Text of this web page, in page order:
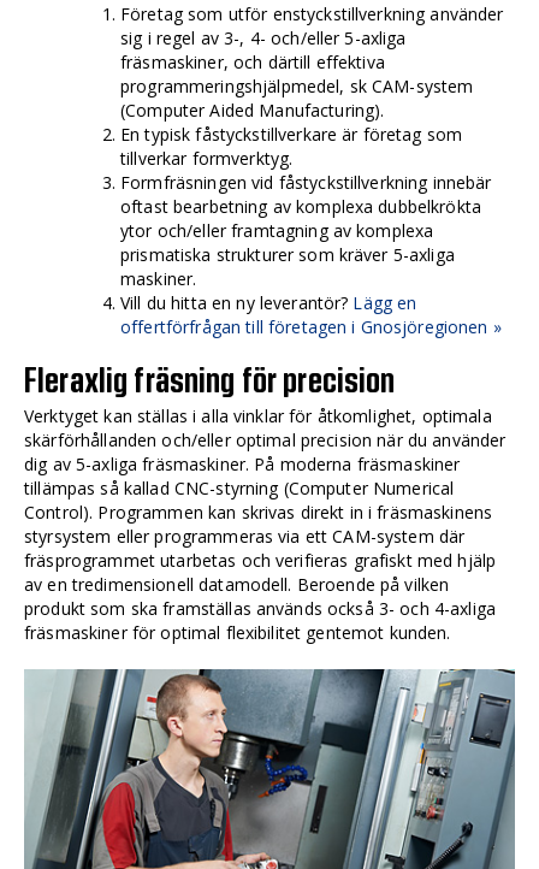
Företag som utför enstyckstillverkning använder
sig i regel av 3-, 4- och/eller 5-axliga
fräsmaskiner, och därtill effektiva
programmeringshjälpmedel, sk CAM-system
(Computer Aided Manufacturing).
En typisk fåstyckstillverkare är företag som
tillverkar formverktyg.
Formfräsningen vid fåstyckstillverkning innebär
oftast bearbetning av komplexa dubbelkrökta
ytor och/eller framtagning av komplexa
prismatiska strukturer som kräver 5-axliga
maskiner.
Vill du hitta en ny leverantör? Lägg en
offertförfrågan till företagen i Gnosjöregionen »
Fleraxlig fräsning för precision
Verktyget kan ställas i alla vinklar för åtkomlighet, optimala
skärförhållanden och/eller optimal precision när du använder
dig av 5-axliga fräsmaskiner. På moderna fräsmaskiner
tillämpas så kallad CNC-styrning (Computer Numerical
Control). Programmen kan skrivas direkt in i fräsmaskinens
styrsystem eller programmeras via ett CAM-system där
fräsprogrammet utarbetas och verifieras grafiskt med hjälp
av en tredimensionell datamodell. Beroende på vilken
produkt som ska framställas används också 3- och 4-axliga
fräsmaskiner för optimal flexibilitet gentemot kunden.